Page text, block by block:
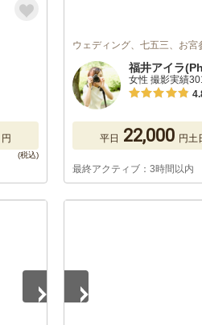
円
ウェディング、七五三、お宮
福井アイラ
女性 撮影実績
平日 22,000 円土
最終アクティブ：3時間以内